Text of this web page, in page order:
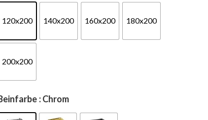
120x200 140x200 160x200 180x200
200x200
: Chrom